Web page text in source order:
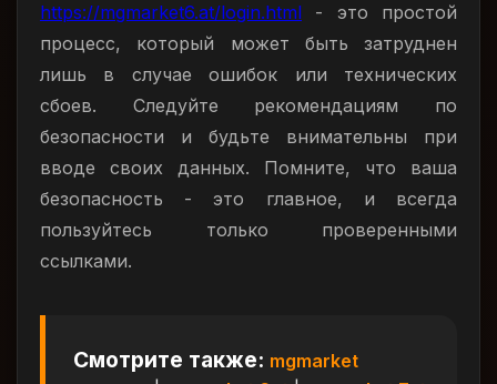
https://mgmarket6.at/login.html - это простой
процесс, который может быть затруднен
лишь в случае ошибок или технических
сбоев. Следуйте рекомендациям по
безопасности и будьте внимательны при
вводе своих данных. Помните, что ваша
безопасность - это главное, и всегда
пользуйтесь только проверенными
ссылками.
Смотрите также: mgmarket